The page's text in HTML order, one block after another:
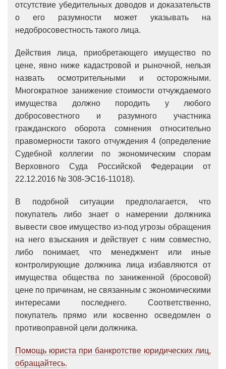
отсутствие убедительных доводов и доказательств
о его разумности может указывать на
недобросовестность такого лица.
Действия лица, приобретающего имущество по
цене, явно ниже кадастровой и рыночной, нельзя
назвать осмотрительными и осторожными.
Многократное занижение стоимости отчуждаемого
имущества должно породить у любого
добросовестного и разумного участника
гражданского оборота сомнения относительно
правомерности такого отчуждения 4 (определение
Судебной коллегии по экономическим спорам
Верховного Суда Российской Федерации от
22.12.2016 № 308-ЭС16-11018).
В подобной ситуации предполагается, что
покупатель либо знает о намерении должника
вывести свое имущество из-под угрозы обращения
на него взыскания и действует с ним совместно,
либо понимает, что менеджмент или иные
контролирующие должника лица избавляются от
имущества общества по заниженной (бросовой)
цене по причинам, не связанным с экономическими
интересами последнего. Соответственно,
покупатель прямо или косвенно осведомлен о
противоправной цели должника.
Помощь юриста при банкротстве юридических лиц,
обращайтесь.